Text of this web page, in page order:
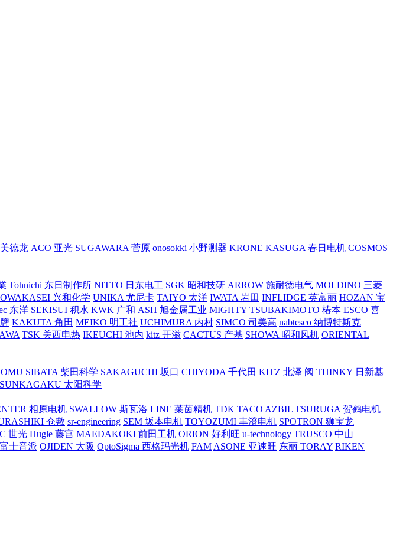
德龙 ACO 亚光 SUGAWARA 菅原 onosokki 小野测器 KRONE KASUGA 春日电机 COSMOS
Tohnichi 东日制作所 NITTO 日东电工 SGK 昭和技研 ARROW 施耐德电气 MOLDINO 三菱
兴和化学 UNIKA 尤尼卡 TAIYO 太洋 IWATA 岩田 INFLIDGE 英富丽 HOZAN 宝
东洋 SEKISUI 积水 KWK 广和 ASH 旭金属工业 MIGHTY TSUBAKIMOTO 椿本 ESCO 喜
KAKUTA 角田 MEIKO 明工社 UCHIMURA 内村 SIMCO 司美高 nabtesco 纳博特斯克
TSK 关西电热 IKEUCHI 池内 kitz 开滋 CACTUS 产基 SHOWA 昭和风机 ORIENTAL
SIBATA 柴田科学 SAKAGUCHI 坂口 CHIYODA 千代田 KITZ 北泽 阀 THINKY 日新基
SUNKAGAKU 太阳科学
相原电机 SWALLOW 斯瓦洛 LINE 莱茵精机 TDK TACO AZBIL TSURUGA 贺鹤电机
仓敷 sr-engineering SEM 坂本电机 TOYOZUMI 丰澄电机 SPOTRON 狮宝龙
世光 Hugle 藤宫 MAEDAKOKI 前田工机 ORION 好利旺 u-technology TRUSCO 中山
士音派 OJIDEN 大阪 OptoSigma 西格玛光机 FAM ASONE 亚速旺 东丽 TORAY RIKEN